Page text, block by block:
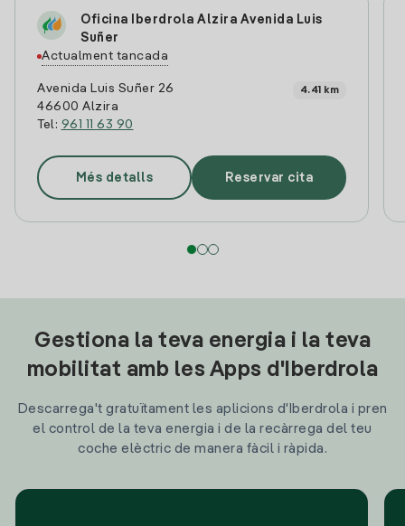
Oficina Iberdrola Alzira Avenida Luis
Suñer
Actualment tancada
Avenida Luis Suñer 26
46600 Alzira
Tel: 961 11 63 90
4.41 km
Més detalls Reservar cita
Gestiona la teva energia i la teva
mobilitat amb les Apps d'Iberdrola
Descarrega't gratuïtament les aplicions d'Iberdrola i pren
el control de la teva energia i de la recàrrega del teu
coche elèctric de manera fàcil i ràpida.